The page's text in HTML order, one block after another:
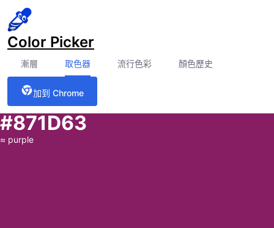
Color Picker
漸層 取色器 流行色彩 顏色歷史
加到 Chrome
#871D63
≈ purple